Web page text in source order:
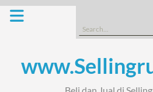
Skip
Search
for: